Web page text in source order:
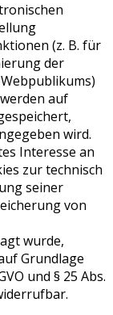
(z. B. für
der
auf
wird.
Interesse an
zur technisch
seiner
von
wurde,
Grundlage
und § 25 Abs.